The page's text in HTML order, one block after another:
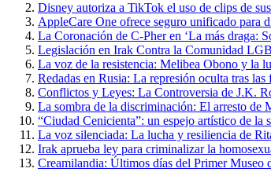
Disney autoriza a TikTok el uso de clips de
AppleCare One ofrece seguro unificado para
La Coronación de C-Pher en ‘La más draga:
Legislación en Irak Contra la Comunidad
La voz de la resistencia: Melibea Obono y la
Redadas en Rusia: La represión oculta tras las
Conflictos y Leyes: La Controversia de J.K.
La sombra de la discriminación: El arresto de
“Ciudad Cenicienta”: un espejo artístico de la
La voz silenciada: La lucha y resiliencia de
Irak aprueba ley para criminalizar la
Creamilandia: Últimos días del Primer Museo